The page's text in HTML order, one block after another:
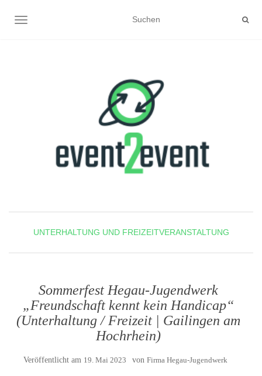
NAVIGATION UMSCHALTEN
UNTERHALTUNG UND FREIZEITVERANSTALTUNG
Sommerfest Hegau-Jugendwerk
„Freundschaft kennt kein Handicap“
(Unterhaltung / Freizeit | Gailingen am
Hochrhein)
Veröffentlicht am 19. Mai 2023 von Firma Hegau-Jugendwerk